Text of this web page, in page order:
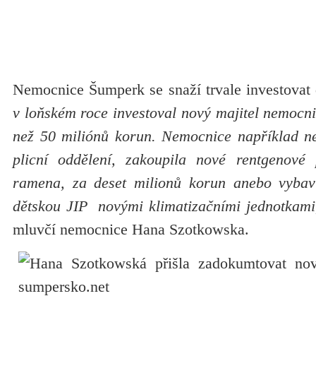
Nemocnice Šumperk se snaží trvale
v loňském roce investoval nový majitel
než 50 miliónů korun. Nemocnice například
plicní oddělení, zakoupila nové
ramena, za deset milionů korun anebo
dětskou JIP novými klimatizačními
mluvčí nemocnice Hana Szotkowska.